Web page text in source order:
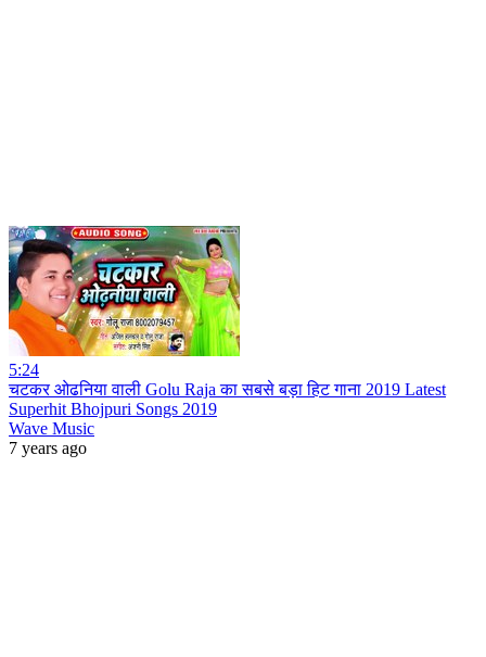
5:24
चटकर ओढनिया वाली Golu Raja का सबसे बड़ा हिट गाना 2019 Latest
Superhit Bhojpuri Songs 2019
Wave Music
7 years ago